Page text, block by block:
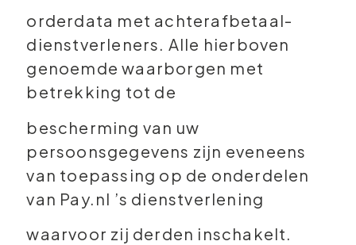
orderdata met achterafbetaal-
dienstverleners. Alle hierboven
genoemde waarborgen met
betrekking tot de
bescherming van uw
persoonsgegevens zijn eveneens
van toepassing op de onderdelen
van Pay.nl ’s dienstverlening
waarvoor zij derden inschakelt.